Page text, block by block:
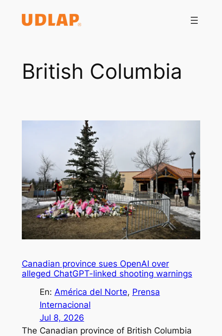
British Columbia
Canadian province sues OpenAI over
alleged ChatGPT-linked shooting warnings
En: América del Norte, Prensa
Internacional
Jul 8, 2026
The Canadian province of British Columbia